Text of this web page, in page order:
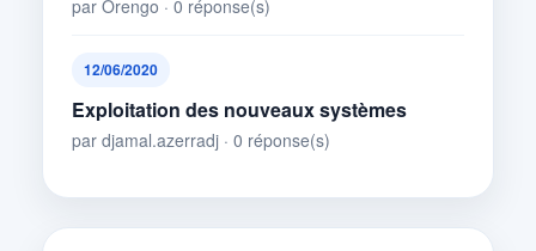
par Orengo · 0 réponse(s)
12/06/2020
Exploitation des nouveaux systèmes
par djamal.azerradj · 0 réponse(s)